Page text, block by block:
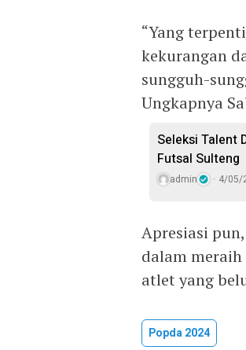
“Yang
kekurangan
sungguh-
Ungkapnya
Seleksi Talent
Futsal Sulteng
admin 4/05/
Apresiasi
dalam meraih
atlet yang
Popda 2024